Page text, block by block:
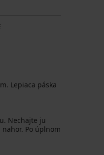
Lepiaca páska
Nechajte ju
Po úplnom